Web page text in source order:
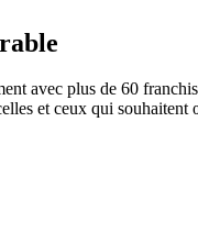
avec plus de 60
et ceux qui